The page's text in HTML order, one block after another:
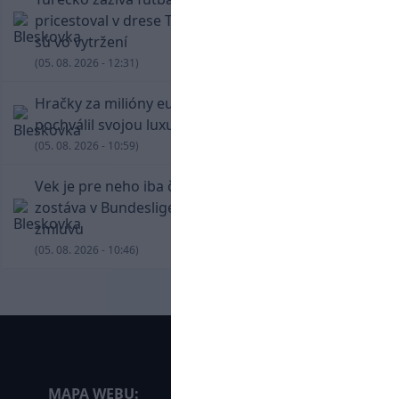
pricestoval v drese Trabzonsporu, fanúšikovia
sú vo vytržení
(05. 08. 2026 - 12:31)
Hračky za milióny eur! Cristiano Ronaldo sa
pochválil svojou luxusnou zbierkou áut
(05. 08. 2026 - 10:59)
Vek je pre neho iba číslo! Štyridsaťročný Džeko
zostáva v Bundeslige, so Schalke predĺžil
zmluvu
(05. 08. 2026 - 10:46)
MAPA WEBU: